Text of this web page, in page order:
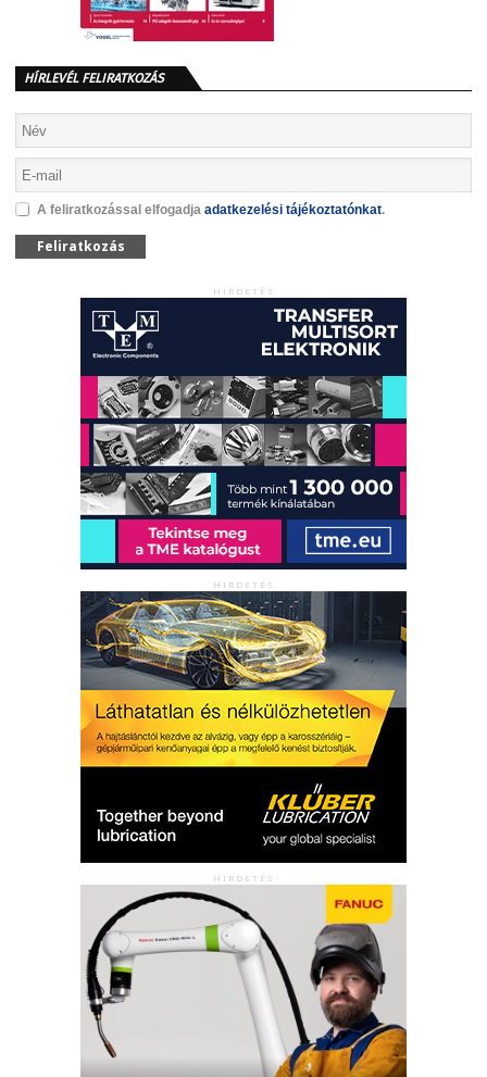
HÍRLEVÉL FELIRATKOZÁS
A feliratkozással elfogadja adatkezelési tájékoztatónkat.
Feliratkozás
HIRDETÉS
HIRDETÉS
HIRDETÉS